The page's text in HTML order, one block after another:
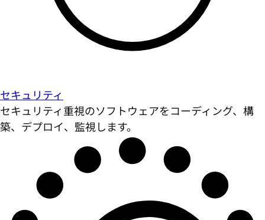
セキュリティ
セキュリティ重視のソフトウェアをコーディング、構
築、デプロイ、監視します。